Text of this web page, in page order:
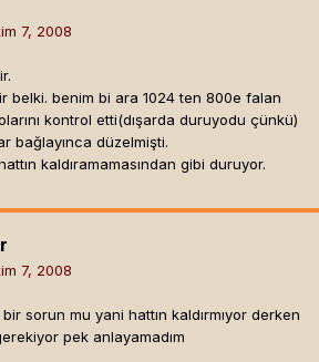
7, 2008
belki. benim bi ara 1024 ten 800e falan
kontrol etti(dışarda duruyodu çünkü)
bağlayınca düzelmişti.
kaldıramamasından gibi duruyor.
7, 2008
sorun mu yani hattın kaldırmıyor derken
pek anlayamadım